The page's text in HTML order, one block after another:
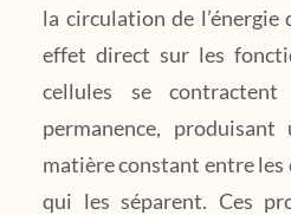
la circulation de l’énergie
effet direct sur les
cellules se
permanence, produisant
matière constant entre les
qui les séparent. Ces